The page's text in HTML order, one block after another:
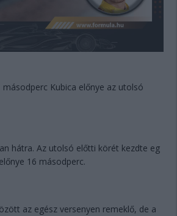
másodperc Kubica előnye az utolsó
hátra. Az utolsó előtti körét kezdte eg
16 másodperc.
az egész versenyen remeklő, de a